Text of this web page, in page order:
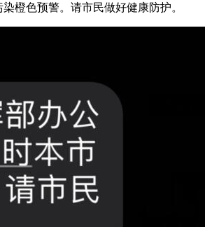
橙色预警。请市民做好健康防护。